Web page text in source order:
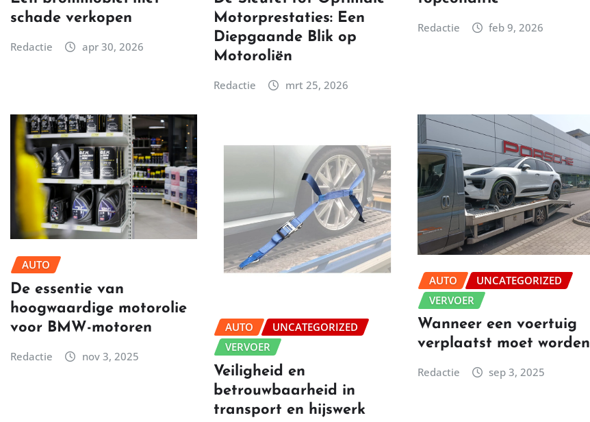
schade verkopen
Redactie apr 30, 2026
Motorprestaties: Een
Diepgaande Blik op
Motoroliën
Redactie mrt 25, 2026
Redactie feb 9, 2026
AUTO
De essentie van
hoogwaardige motorolie
voor BMW-motoren
Redactie nov 3, 2025
AUTO
UNCATEGORIZED
VERVOER
Veiligheid en
betrouwbaarheid in
transport en hijswerk
AUTO
UNCATEGORIZED
VERVOER
Wanneer een voertuig
verplaatst moet worden
Redactie sep 3, 2025